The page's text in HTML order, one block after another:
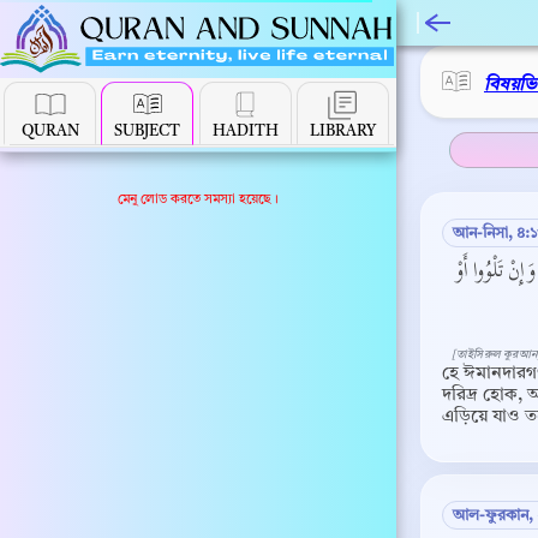
QURAN SUBJECT HADITH LIBRARY
মেনু লোড করতে সমস্যা হয়েছে।
আন-নিসা,
تَلْوُوا أَوْ
হে
দরিদ্র হোক,
এড়িয়ে যাও
[তাইসিরুল
আল-ফুরকান,